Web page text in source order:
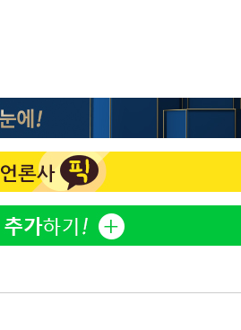
컵·올림픽 심판
6
0.3%↓, 다우
7
근황